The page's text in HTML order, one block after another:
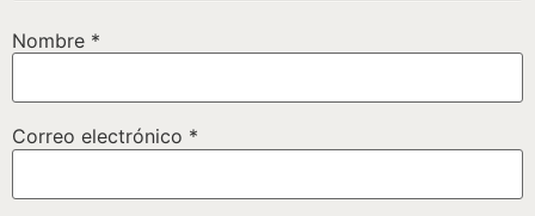
Nombre *
Correo electrónico *